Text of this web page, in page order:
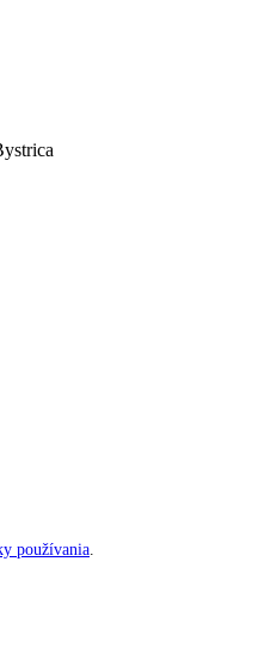
používania